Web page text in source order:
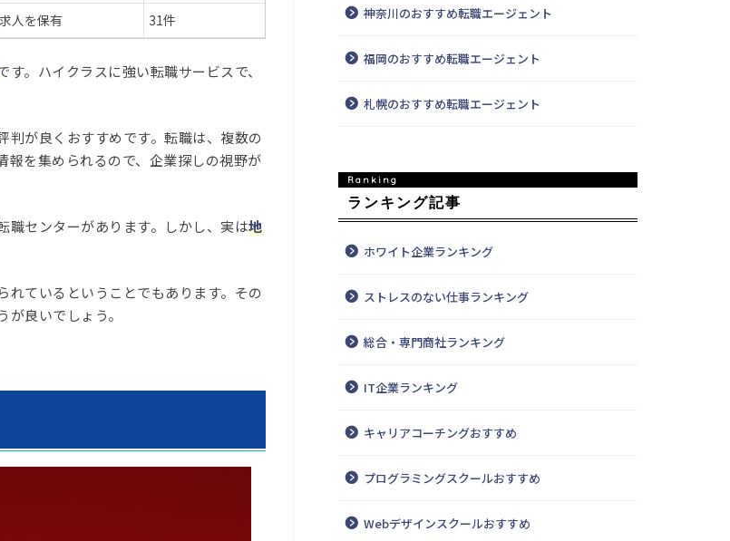
人を保有 31件
す。ハイクラスに強い転職サービスで、
判が良くおすすめです。転職は、複数の
報を集められるので、企業探しの視野が
職センターがあります。しかし、実は地
ているということでもあります。その
良いでしょう。
神奈川のおすすめ転職エージェント
福岡のおすすめ転職エージェント
札幌のおすすめ転職エージェント
ランキング記事
ホワイト企業ランキング
ストレスのない仕事ランキング
総合・専門商社ランキング
IT企業ランキング
キャリアコーチングおすすめ
プログラミングスクールおすすめ
Webデザインスクールおすすめ